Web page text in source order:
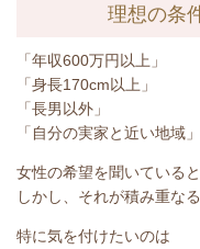
理想の条
「年収600万円以上」
「身長170cm以上」
「長男以外」
「自分の実家と近い地域」
女性の希望を聞いている
しかし、それが積み重な
特に気を付けたいのは